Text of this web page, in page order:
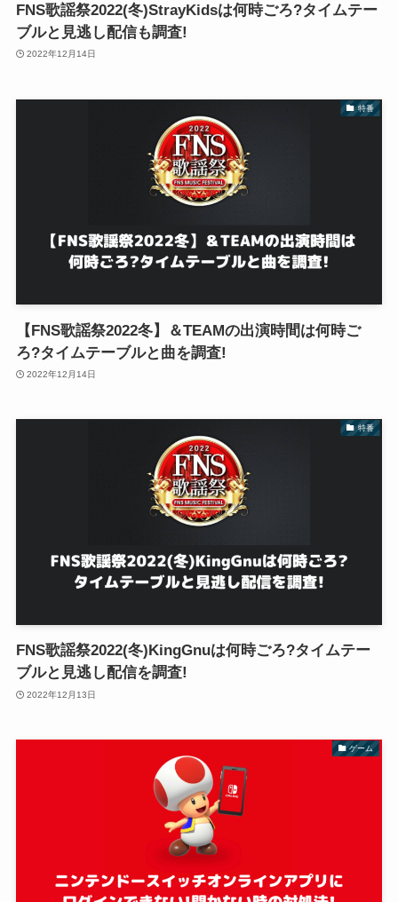
FNS歌謡祭2022(冬)StrayKidsは何時ごろ?タイムテー
ブルと見逃し配信も調査!
2022年12月14日
特番
【FNS歌謡祭2022冬】＆TEAMの出演時間は何時ご
ろ?タイムテーブルと曲を調査!
2022年12月14日
特番
FNS歌謡祭2022(冬)KingGnuは何時ごろ?タイムテー
ブルと見逃し配信を調査!
2022年12月13日
ゲーム